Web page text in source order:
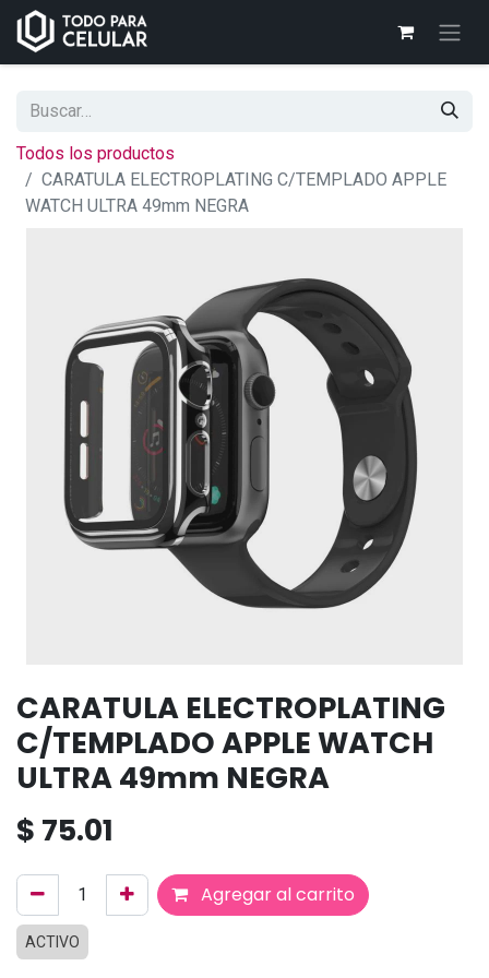
Todos los productos
CARATULA ELECTROPLATING C/TEMPLADO APPLE
WATCH ULTRA 49mm NEGRA
CARATULA ELECTROPLATING
C/TEMPLADO APPLE WATCH
ULTRA 49mm NEGRA
$ 75.01
Agregar al carrito
ACTIVO